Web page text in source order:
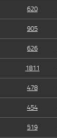
620
905
626
1811
478
454
519